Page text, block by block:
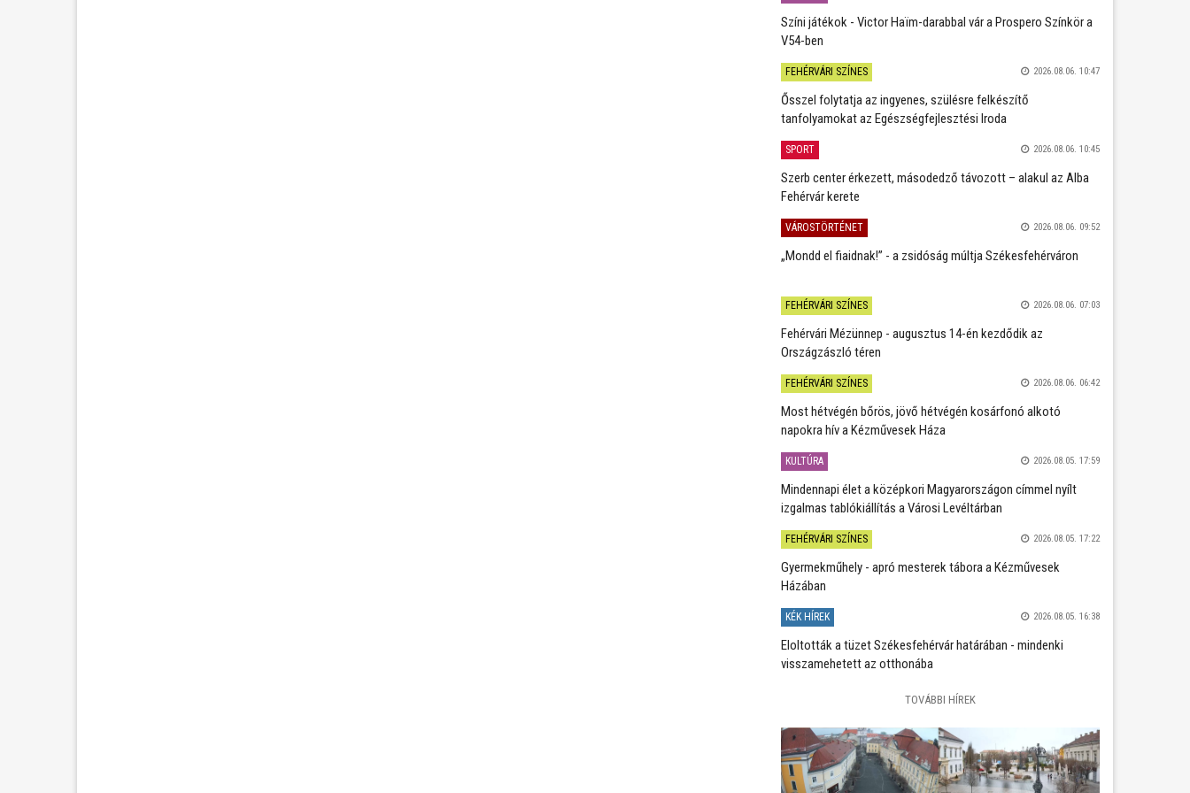
Színi játékok - Victor Haïm-darabbal vár a Prospero Színkör a
V54-ben
FEHÉRVÁRI SZÍNES 2026.08.06. 10:47
Ősszel folytatja az ingyenes, szülésre felkészítő
tanfolyamokat az Egészségfejlesztési Iroda
SPORT 2026.08.06. 10:45
Szerb center érkezett, másodedző távozott – alakul az Alba
Fehérvár kerete
VÁROSTÖRTÉNET 2026.08.06. 09:52
„Mondd el fiaidnak!” - a zsidóság múltja Székesfehérváron
FEHÉRVÁRI SZÍNES 2026.08.06. 07:03
Fehérvári Mézünnep - augusztus 14-én kezdődik az
Országzászló téren
FEHÉRVÁRI SZÍNES 2026.08.06. 06:42
Most hétvégén bőrös, jövő hétvégén kosárfonó alkotó
napokra hív a Kézművesek Háza
KULTÚRA 2026.08.05. 17:59
Mindennapi élet a középkori Magyarországon címmel nyílt
izgalmas tablókiállítás a Városi Levéltárban
FEHÉRVÁRI SZÍNES 2026.08.05. 17:22
Gyermekműhely - apró mesterek tábora a Kézművesek
Házában
KÉK HÍREK 2026.08.05. 16:38
Eloltották a tüzet Székesfehérvár határában - mindenki
visszamehetett az otthonába
TOVÁBBI HÍREK